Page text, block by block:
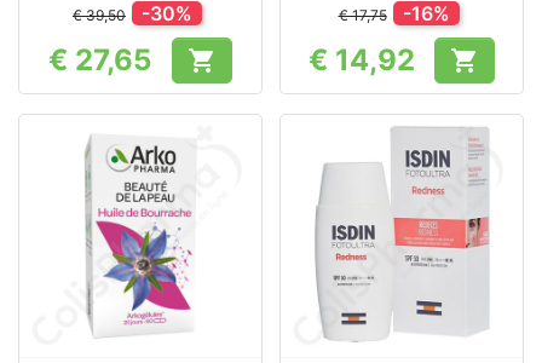
€ 39,50 -30%
Prijs
€ 27,65 
€ 17,75 -16%
Prijs
€ 14,92 